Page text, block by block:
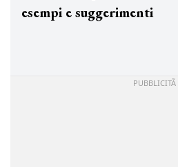
esempi e suggerimenti